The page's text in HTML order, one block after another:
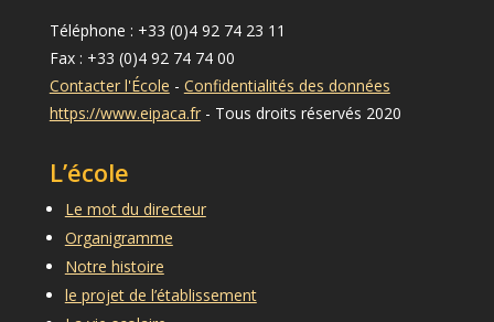
Téléphone : +33 (0)4 92 74 23 11
Fax : +33 (0)4 92 74 74 00
Contacter l'École - Confidentialités des données
https://www.eipaca.fr- Tous droits réservés 2020
L’école
Le mot du directeur
Organigramme
Notre histoire
le projet de l’établissement